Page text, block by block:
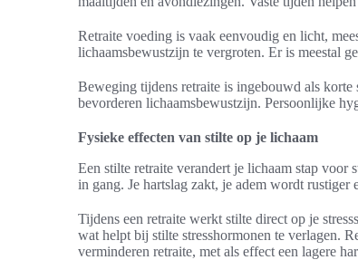
Retraite voeding is vaak eenvoudig en licht,
lichaamsbewustzijn te vergroten. Er is meestal
Beweging tijdens retraite is ingebouwd als korte
bevorderen lichaamsbewustzijn. Persoonlijke
Fysieke effecten van stilte op je lichaam
Een stilte retraite verandert je lichaam stap voor
in gang. Je hartslag zakt, je adem wordt rustiger
Tijdens een retraite werkt stilte direct op je
wat helpt bij stilte stresshormonen te verlagen.
verminderen retraite, met als effect een lagere